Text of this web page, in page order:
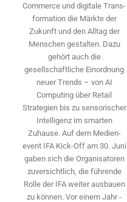
Commerce und digitale Trans­
formation die Märkte der
Zukunft und den Alltag der
Menschen gestalten. Dazu
gehört auch die
gesellschaftliche Einordnung
neuer Trends – von AI
Computing über Retail
Strategien bis zu sensorischer
Intelligenz im smarten
Zuhause. Auf dem Medien­
event IFA Kick-Off am 30. Juni
gaben sich die Organisatoren
zuversichtlich, die führende
Rolle der IFA weiter ausbauen
zu können. Vor einem Jahr ­